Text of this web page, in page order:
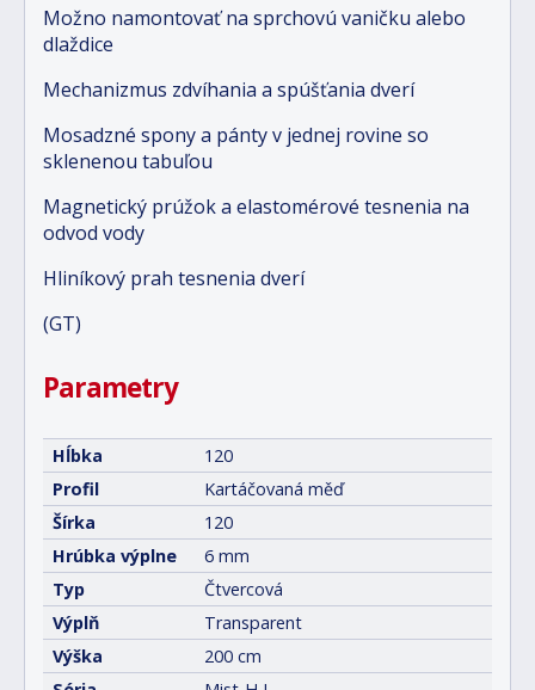
Možno namontovať na sprchovú vaničku alebo
dlaždice
Mechanizmus zdvíhania a spúšťania dverí
Mosadzné spony a pánty v jednej rovine so
sklenenou tabuľou
Magnetický prúžok a elastomérové tesnenia na
odvod vody
Hliníkový prah tesnenia dverí
(GT)
Parametry
Hĺbka
120
Profil
Kartáčovaná měď
Šírka
120
Hrúbka výplne
6 mm
Typ
Čtvercová
Výplň
Transparent
Výška
200 cm